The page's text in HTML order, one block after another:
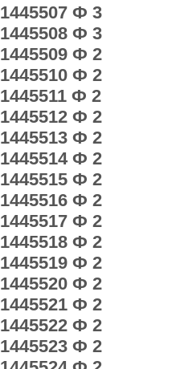
1445507 Ф 3
1445508 Ф 3
1445509 Ф 2
1445510 Ф 2
1445511 Ф 2
1445512 Ф 2
1445513 Ф 2
1445514 Ф 2
1445515 Ф 2
1445516 Ф 2
1445517 Ф 2
1445518 Ф 2
1445519 Ф 2
1445520 Ф 2
1445521 Ф 2
1445522 Ф 2
1445523 Ф 2